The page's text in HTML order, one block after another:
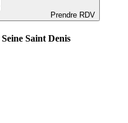
Prendre RDV
Saint Denis